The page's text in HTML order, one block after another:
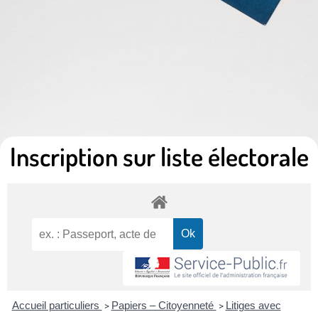
Inscription sur liste électorale
Accueil particuliers > Papiers – Citoyenneté > Litiges avec